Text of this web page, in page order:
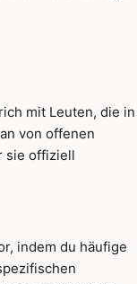
mit Leuten, die in
von offenen
sie offiziell
indem du häufige